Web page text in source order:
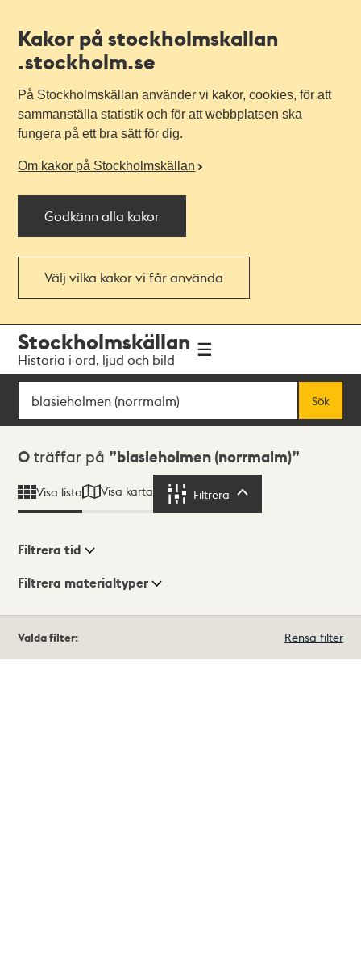
Kakor på stockholmskallan
.stockholm.se
På Stockholmskällan använder vi kakor, cookies, för att
sammanställa statistik och för att webbplatsen ska
fungera på ett bra sätt för dig.
Om kakor på Stockholmskällan
Godkänn alla kakor
Välj vilka kakor vi får använda
navigationen
huvudinnehållet
Stockholmskällan
Historia i ord, ljud och bild
Sök
Sök
Sökresultat
0 träffar på blasieholmen (norrmalm)
Visa lista Visa karta Filtrera
Visningsläge
Filtrera tid
Filtrera materialtyper
träffar
Valda filter: Rensa filter